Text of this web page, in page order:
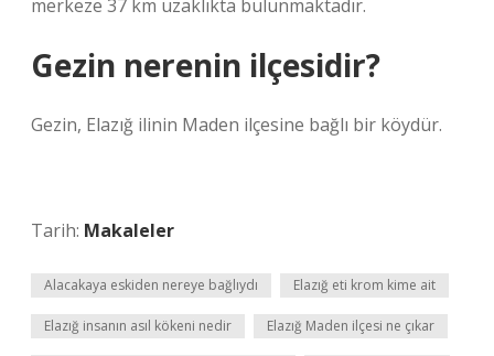
merkeze 37 km uzaklıkta bulunmaktadır.
Gezin nerenin ilçesidir?
Gezin, Elazığ ilinin Maden ilçesine bağlı bir köydür.
Tarih: Makaleler
Alacakaya eskiden nereye bağlıydı Elazığ eti krom kime ait
Elazığ insanın asıl kökeni nedir Elazığ Maden ilçesi ne çıkar